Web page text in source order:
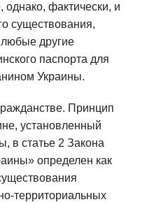
фактически, и
существования,
другие
паспорта для
Украины.
Принцип
установленный
в статье 2 Закона
определен как
территориальных